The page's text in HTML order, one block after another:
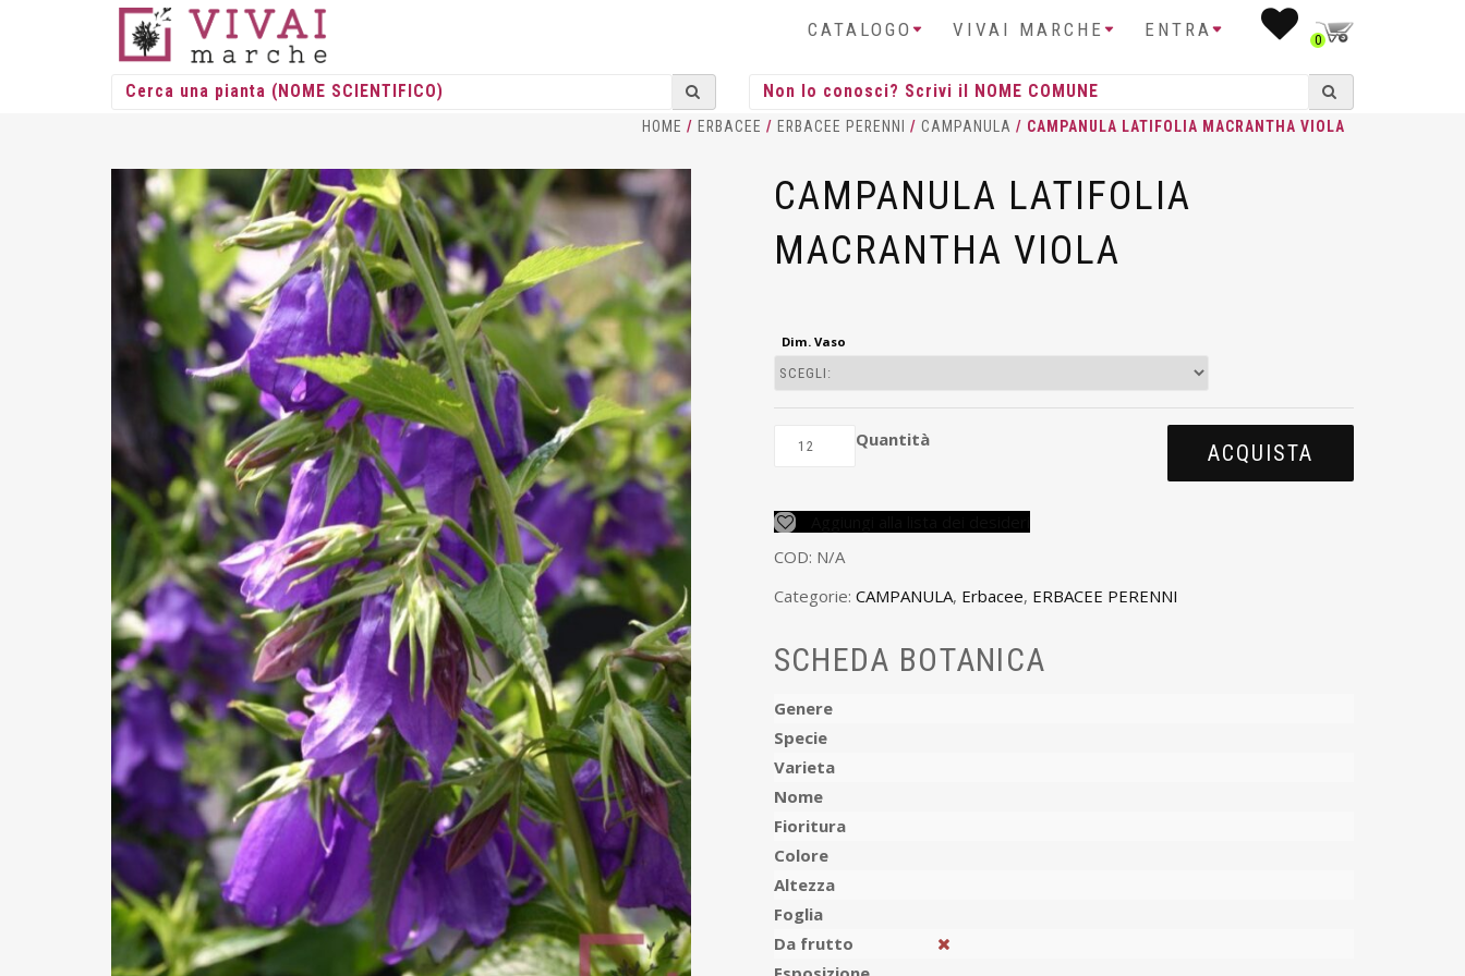
CATALOGO VIVAI MARCHE ENTRA 0
HOME / ERBACEE / ERBACEE PERENNI / CAMPANULA / CAMPANULA LATIFOLIA MACRANTHA VIOLA
CAMPANULA LATIFOLIA
MACRANTHA VIOLA
Dim. Vaso
Quantità
ACQUISTA
COD: N/A
Categorie: CAMPANULA, Erbacee, ERBACEE PERENNI
SCHEDA BOTANICA
Genere
Specie
Varieta
Nome
Fioritura
Colore
Altezza
Foglia
Da frutto